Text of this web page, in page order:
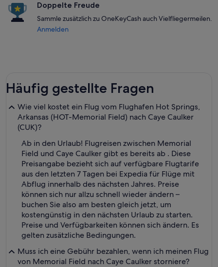
Doppelte Freude
Sammle zusätzlich zu OneKeyCash auch Vielfliegermeilen.
Anmelden
Häufig gestellte Fragen
Wie viel kostet ein Flug vom Flughafen Hot Springs,
Arkansas (HOT-Memorial Field) nach Caye Caulker
(CUK)?
Ab in den Urlaub! Flugreisen zwischen Memorial
Field und Caye Caulker gibt es bereits ab . Diese
Preisangabe bezieht sich auf verfügbare Flugtarife
aus den letzten 7 Tagen bei Expedia für Flüge mit
Abflug innerhalb des nächsten Jahres. Preise
können sich nur allzu schnell wieder ändern –
buchen Sie also am besten gleich jetzt, um
kostengünstig in den nächsten Urlaub zu starten.
Preise und Verfügbarkeiten können sich ändern. Es
gelten zusätzliche Bedingungen.
Muss ich eine Gebühr bezahlen, wenn ich meinen Flug
von Memorial Field nach Caye Caulker storniere?